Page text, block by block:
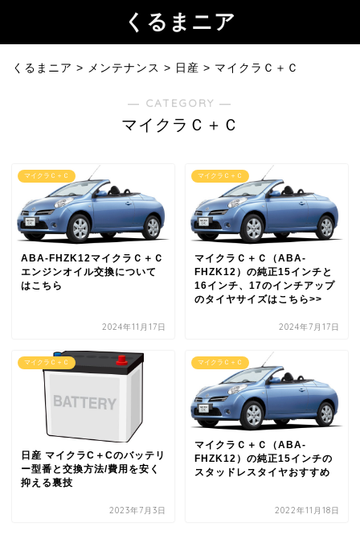
くるまニア
くるまニア > メンテナンス > 日産 > マイクラＣ＋Ｃ
― CATEGORY ―
マイクラＣ＋Ｃ
マイクラＣ＋Ｃ
ABA-FHZK12マイクラＣ＋Ｃ
エンジンオイル交換について
はこちら
2024年11月17日
マイクラＣ＋Ｃ
マイクラＣ＋Ｃ（ABA-
FHZK12）の純正15インチと
16インチ、17のインチアップ
のタイヤサイズはこちら>>
2024年7月17日
マイクラＣ＋Ｃ
日産 マイクラC＋Cのバッテリ
ー型番と交換方法/費用を安く
抑える裏技
2023年7月3日
マイクラＣ＋Ｃ
マイクラＣ＋Ｃ（ABA-
FHZK12）の純正15インチの
スタッドレスタイヤおすすめ
2022年11月18日